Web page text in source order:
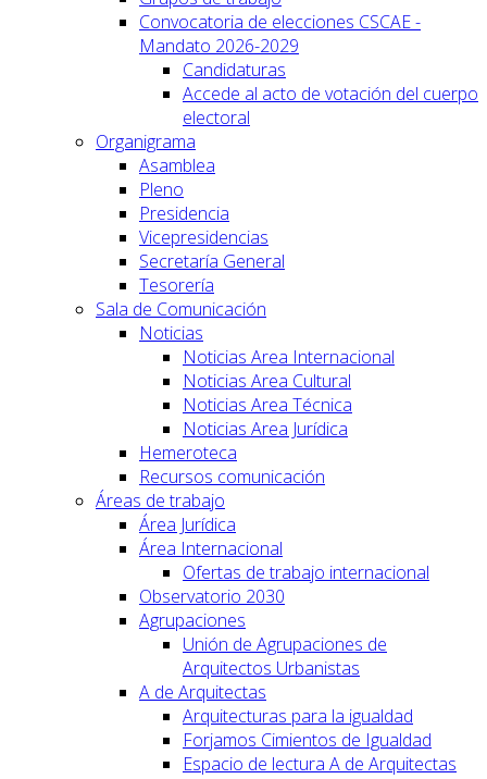
Convocatoria de elecciones CSCAE -
Mandato 2026-2029
Candidaturas
Accede al acto de votación del cuerpo
electoral
Organigrama
Asamblea
Pleno
Presidencia
Vicepresidencias
Secretaría General
Tesorería
Sala de Comunicación
Noticias
Noticias Area Internacional
Noticias Area Cultural
Noticias Area Técnica
Noticias Area Jurídica
Hemeroteca
Recursos comunicación
Áreas de trabajo
Área Jurídica
Área Internacional
Ofertas de trabajo internacional
Observatorio 2030
Agrupaciones
Unión de Agrupaciones de
Arquitectos Urbanistas
A de Arquitectas
Arquitecturas para la igualdad
Forjamos Cimientos de Igualdad
Espacio de lectura A de Arquitectas